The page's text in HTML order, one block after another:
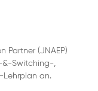
Partner (JNAEP)
&-Switching-,
an.